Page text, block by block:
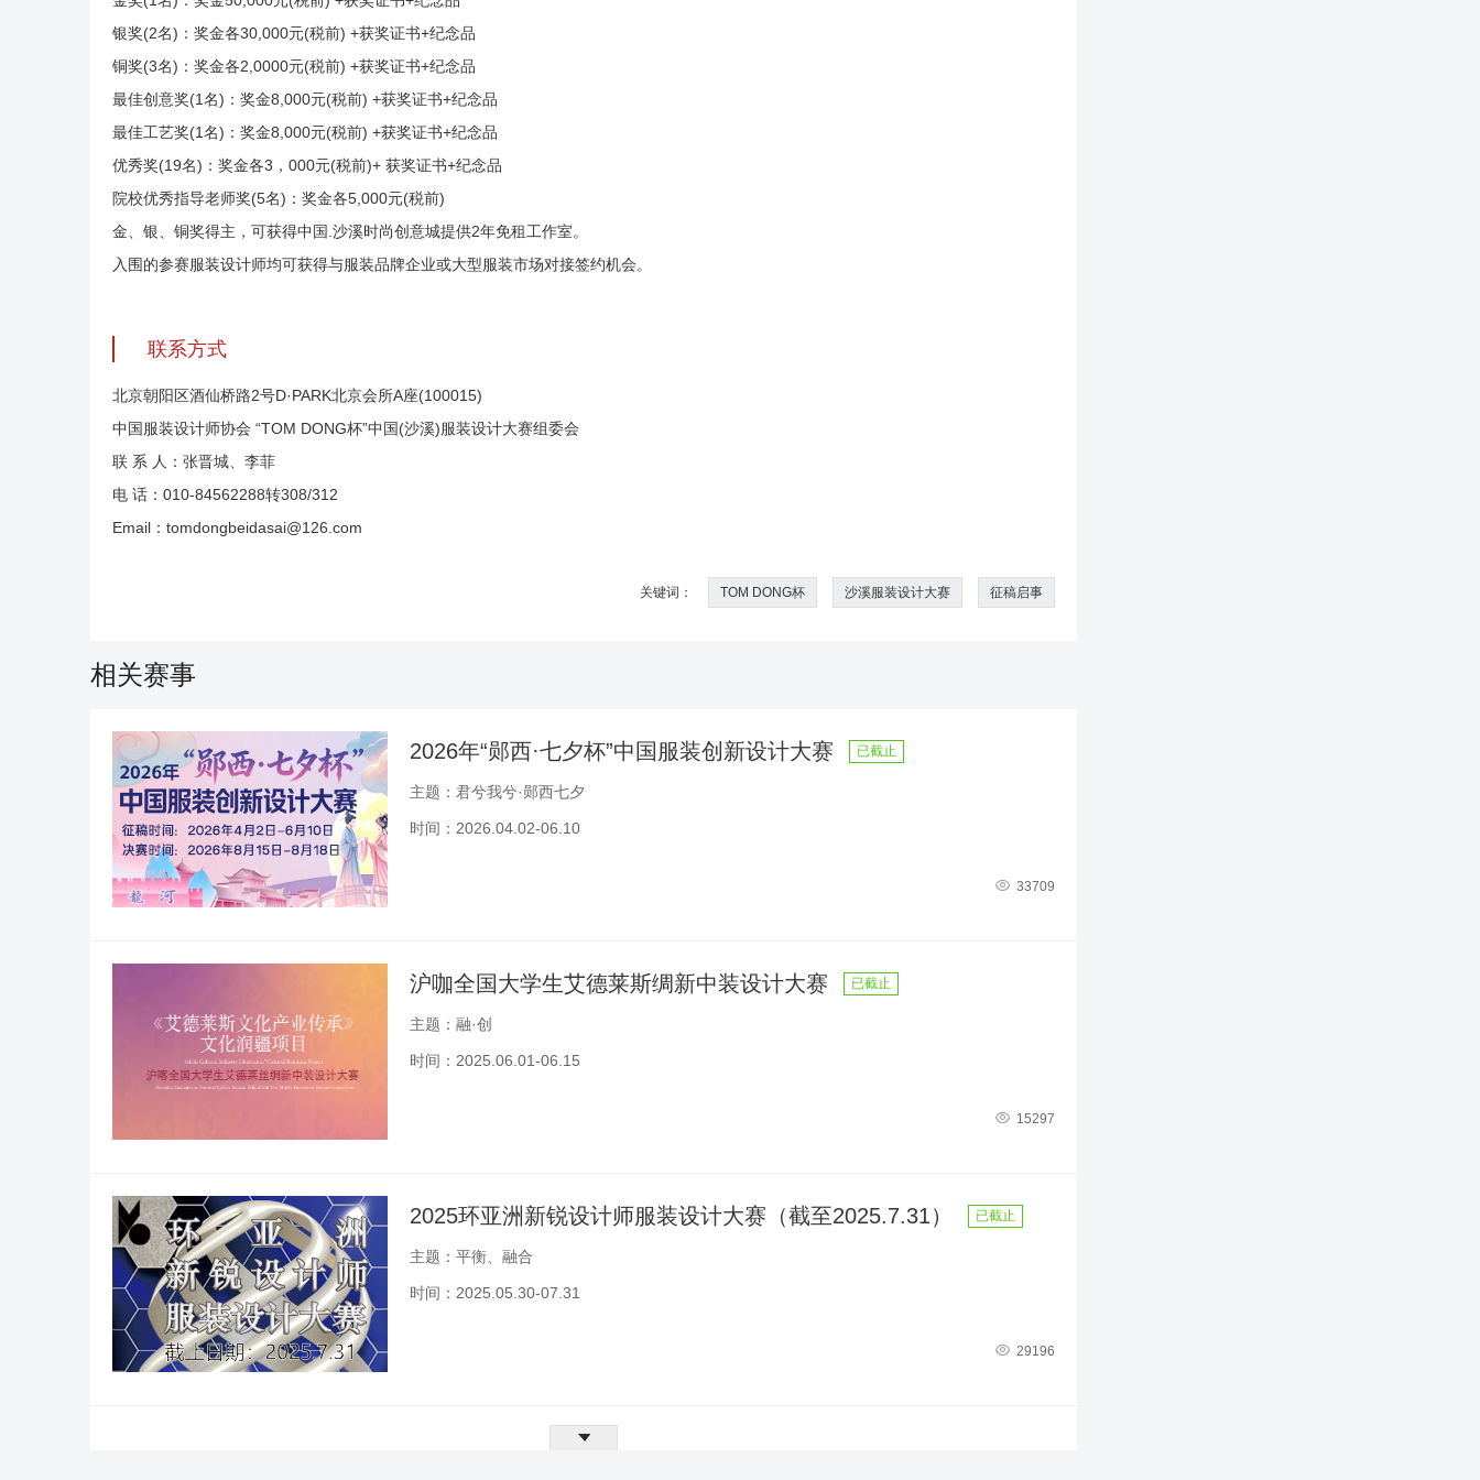
银奖(2名)：奖金各30,000元(税前) +获奖证书+纪念品
铜奖(3名)：奖金各2,0000元(税前) +获奖证书+纪念品
最佳创意奖(1名)：奖金8,000元(税前) +获奖证书+纪念品
最佳工艺奖(1名)：奖金8,000元(税前) +获奖证书+纪念品
优秀奖(19名)：奖金各3，000元(税前)+ 获奖证书+纪念品
院校优秀指导老师奖(5名)：奖金各5,000元(税前)
金、银、铜奖得主，可获得中国.沙溪时尚创意城提供2年免租工作室。
入围的参赛服装设计师均可获得与服装品牌企业或大型服装市场对接签约机会。
联系方式
北京朝阳区酒仙桥路2号D·PARK北京会所A座(100015)
中国服装设计师协会 “TOM DONG杯”中国(沙溪)服装设计大赛组委会
联 系 人：张晋城、李菲
电 话：010-84562288转308/312
Email：tomdongbeidasai@126.com
关键词： TOM DONG杯 沙溪服装设计大赛 征稿启事
相关赛事
2026年“郧西·七夕杯”中国服装创新设计大赛 已截止
主题：君兮我兮·郧西七夕
时间：2026.04.02-06.10
 33709
沪咖全国大学生艾德莱斯绸新中装设计大赛 已截止
主题：融·创
时间：2025.06.01-06.15
 15297
2025环亚洲新锐设计师服装设计大赛（截至2025.7.31） 已截止
主题：平衡、融合
时间：2025.05.30-07.31
 29196